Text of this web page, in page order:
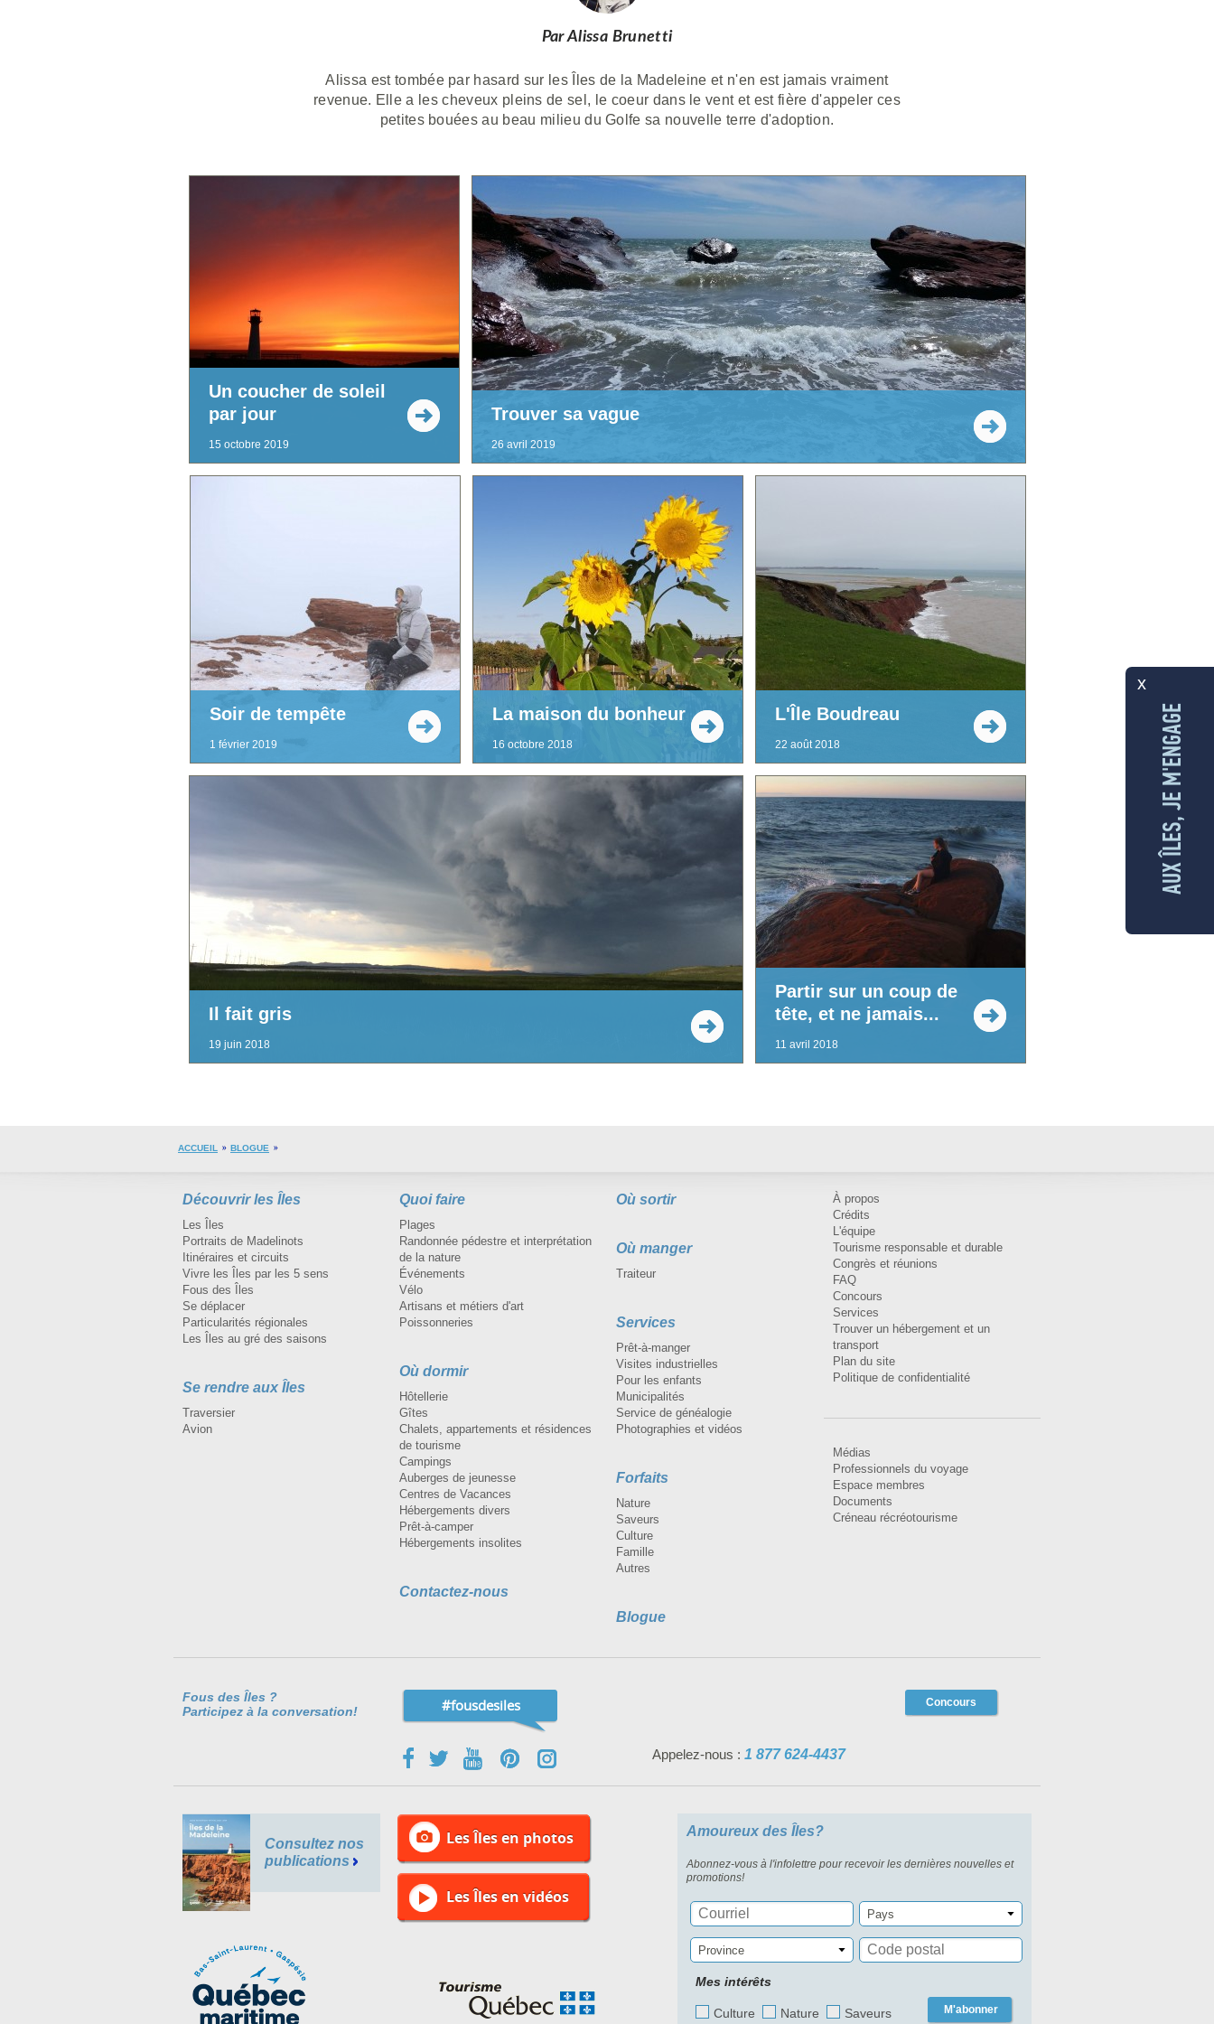
Par Alissa Brunetti
Alissa est tombée par hasard sur les Îles de la Madeleine et n'en est jamais vraiment
revenue. Elle a les cheveux pleins de sel, le coeur dans le vent et est fière d'appeler ces
petites bouées au beau milieu du Golfe sa nouvelle terre d'adoption.
Un coucher de soleil
par jour
15 octobre 2019
Trouver sa vague
26 avril 2019
Soir de tempête
1 février 2019
La maison du bonheur
16 octobre 2018
L'Île Boudreau
22 août 2018
Il fait gris
19 juin 2018
Partir sur un coup de
tête, et ne jamais...
11 avril 2018
ACCUEIL BLOGUE
Découvrir les Îles
Les Îles
Portraits de Madelinots
Itinéraires et circuits
Vivre les Îles par les 5 sens
Fous des Îles
Se déplacer
Particularités régionales
Les Îles au gré des saisons
Se rendre aux Îles
Traversier
Avion
Quoi faire
Plages
Randonnée pédestre et interprétation
de la nature
Événements
Vélo
Artisans et métiers d'art
Poissonneries
Où dormir
Hôtellerie
Gîtes
Chalets, appartements et résidences
de tourisme
Campings
Auberges de jeunesse
Centres de Vacances
Hébergements divers
Prêt-à-camper
Hébergements insolites
Contactez-nous
Où sortir
Où manger
Traiteur
Services
Prêt-à-manger
Visites industrielles
Pour les enfants
Municipalités
Service de généalogie
Photographies et vidéos
Forfaits
Nature
Saveurs
Culture
Famille
Autres
Blogue
À propos
Crédits
L'équipe
Tourisme responsable et durable
Congrès et réunions
FAQ
Concours
Services
Trouver un hébergement et un
transport
Plan du site
Politique de confidentialité
Médias
Professionnels du voyage
Espace membres
Documents
Créneau récréotourisme
Fous des Îles ?
Participez à la conversation!
#fousdesiles Concours
Appelez-nous : 1 877 624-4437
Consultez nos
publications
Les Îles en photos
Les Îles en vidéos
Amoureux des Îles?
Abonnez-vous à l'infolettre pour recevoir les dernières nouvelles et
promotions!
Pays
Province
Mes intérêts
Culture Nature Saveurs M'abonner
x
AUX ÎLES, JE M'ENGAGE